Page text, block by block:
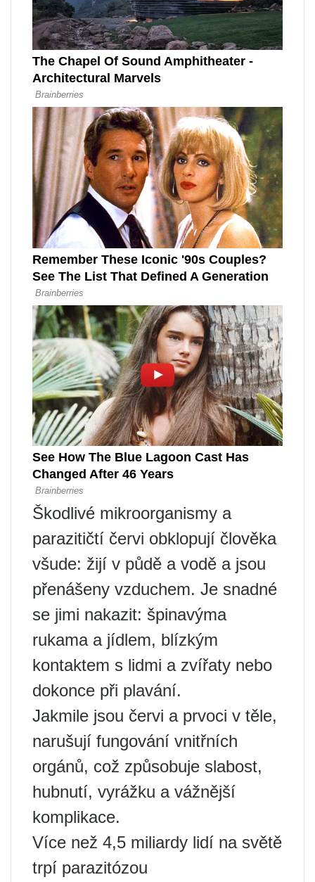
Škodlivé mikroorganismy a
parazitičtí červi obklopují člověka
všude: žijí v půdě a vodě a jsou
přenášeny vzduchem. Je snadné
se jimi nakazit: špinavýma
rukama a jídlem, blízkým
kontaktem s lidmi a zvířaty nebo
dokonce při plavání.
Jakmile jsou červi a prvoci v těle,
narušují fungování vnitřních
orgánů, což způsobuje slabost,
hubnutí, vyrážku a vážnější
komplikace.
Více než 4,5 miliardy lidí na světě
trpí parazitózou